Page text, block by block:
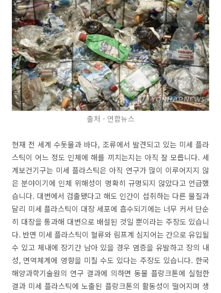
출처 - 연합뉴스
현재 전 세계 수돗물과 바다, 조류에서 발견되고 있는 미세 플라
스틱이 어느 정도 인체에 해를 끼치는지는 아직 잘 모릅니다. 세
계보건기구는 미세 플라스틱은 아직 연구가 많이 이루어지지 않
은 분야이기에 인체 위해성이 명확히 규명되지 않았다고 언급했
습니다. 대변에서 검출됐다고 해도 인간이 섭취하는 다른 물질과
달리 미세 플라스틱이 대장 세포에 흡수되기에는 너무 커서 단순
히 대장을 통과해 대변으로 배설된 것일 뿐이라는 주장도 있습니
다. 반면 미세 플라스틱이 혈류와 림프계 심지어는 간으로 유입될
수 있고 체내에 장기간 남아 있을 경우 염증을 유발하고 장의 내
성, 면역체계에 영향을 미칠 수도 있다는 주장도 있습니다. 한국
해양과학기술원의 연구 결과에 의하면 동물 플랑크톤에 실험한
결과 미세 플라스틱에 노출된 플랑크톤의 활동성이 떨어지며 생